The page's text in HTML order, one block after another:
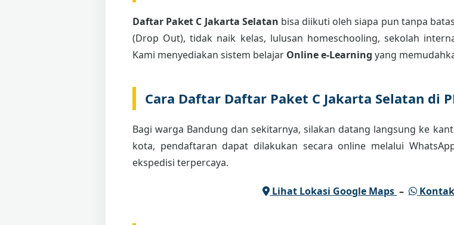
Daftar Paket C Jakarta Selatan bisa diikuti oleh siapa pun tanpa
(Drop Out), tidak naik kelas, lulusan homeschooling, sekolah
Kami menyediakan sistem belajar Online e-Learning yang
Cara Daftar Daftar Paket C Jakarta Selatan di
Bagi warga Bandung dan sekitarnya, silakan datang langsung ke
kota, pendaftaran dapat dilakukan secara online melalui
ekspedisi terpercaya.
Lihat Lokasi Google Maps –